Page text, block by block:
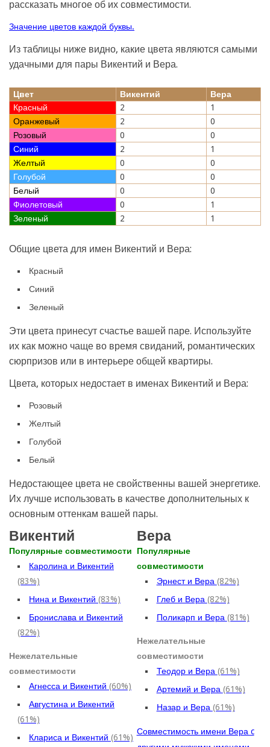
рассказать многое об их совместимости.
Значение цветов каждой буквы.
Из таблицы ниже видно, какие цвета являются самыми
удачными для пары Викентий и Вера.
Цвет Викентий
Вера
Красный
2
1
Оранжевый
2
0
Розовый
0
0
Синий
2
1
Желтый
0
0
Голубой
0
0
Белый
0
0
Фиолетовый
0
1
Зеленый
2 1
Общие цвета для имен Викентий и Вера:
Красный
Синий
Зеленый
Эти цвета принесут счастье вашей паре. Используйте
их как можно чаще во время свиданий, романтических
сюрпризов или в интерьере общей квартиры.
Цвета, которых недостает в именах Викентий и Вера:
Розовый
Желтый
Голубой
Белый
Недостающее цвета не свойственны вашей энергетике.
Их лучше использовать в качестве дополнительных к
основным оттенкам вашей пары.
Викентий
Популярные совместимости
Каролина и Викентий
(83%)
Нина и Викентий (83%)
Бронислава и Викентий
(82%)
Нежелательные
совместимости
Агнесса и Викентий (60%)
Августина и Викентий
(61%)
Клариса и Викентий (61%)
Вера
Популярные
совместимости
Эрнест и Вера (82%)
Глеб и Вера (82%)
Поликарп и Вера (81%)
Нежелательные
совместимости
Теодор и Вера (61%)
Артемий и Вера (61%)
Назар и Вера (61%)
Совместимость имени Вера c